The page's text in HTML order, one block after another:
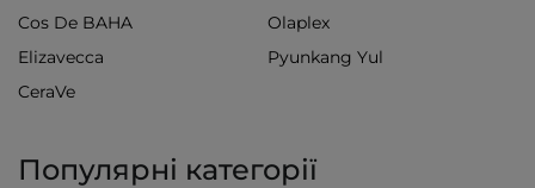
Cos De BAHA
Olaplex
Elizavecca
Pyunkang Yul
CeraVe
Популярні категорії